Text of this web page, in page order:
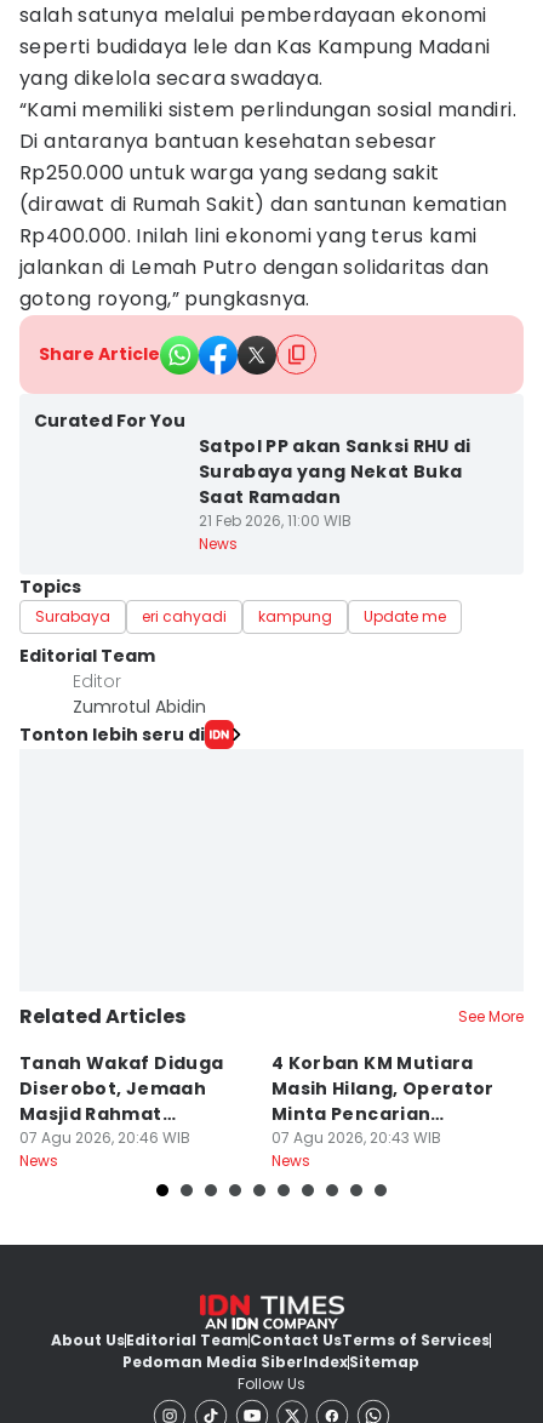
salah satunya melalui pemberdayaan ekonomi
seperti budidaya lele dan Kas Kampung Madani
yang dikelola secara swadaya.
“Kami memiliki sistem perlindungan sosial mandiri.
Di antaranya bantuan kesehatan sebesar
Rp250.000 untuk warga yang sedang sakit
(dirawat di Rumah Sakit) dan santunan kematian
Rp400.000. Inilah lini ekonomi yang terus kami
jalankan di Lemah Putro dengan solidaritas dan
gotong royong,” pungkasnya.
Share Article
Curated For You
Satpol PP akan Sanksi RHU di
Surabaya yang Nekat Buka
Saat Ramadan
21 Feb 2026, 11:00 WIB
News
Topics
Surabaya eri cahyadi kampung Update me
Editorial Team
Editor
Zumrotul Abidin
Tonton lebih seru di
Related Articles See More
Tanah Wakaf Diduga
Diserobot, Jemaah
Masjid Rahmat
Surabaya Protes
07 Agu 2026, 20:46 WIB
News
4 Korban KM Mutiara
Masih Hilang, Operator
Minta Pencarian
Dilanjut
07 Agu 2026, 20:43 WIB
News
About UsEditorial TeamContact UsTerms of Services
Pedoman Media SiberIndexSitemap
Follow Us